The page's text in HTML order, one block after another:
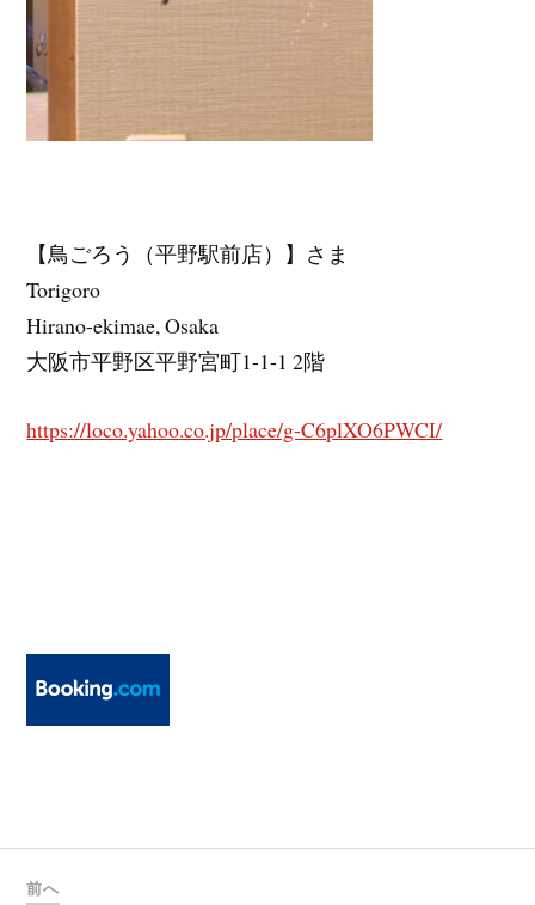
【鳥ごろう（平野駅前店）】さま
Torigoro
Hirano-ekimae, Osaka
大阪市平野区平野宮町1-1-1 2階
https://loco.yahoo.co.jp/place/g-C6plXO6PWCI/
前へ